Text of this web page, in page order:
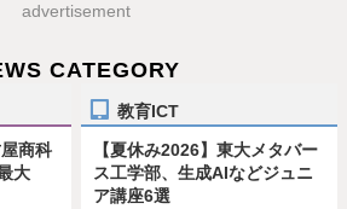
advertisement
CATEGORY
商科
大
教育ICT
【夏休み2026】東大メタバー
ス工学部、生成AIなどジュニ
ア講座6選